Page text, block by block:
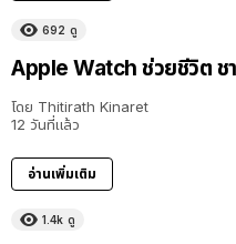
692 ดู
Apple Watch ช่วยชีวิต ช
โดย Thitirath Kinaret
12 วันที่แล้ว
อ่านเพิ่มเติม
1.4k ดู